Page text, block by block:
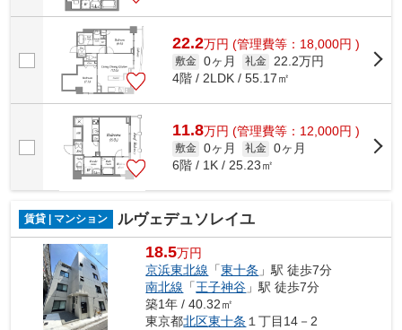
22.2万円 (管理費等：18,000円 )
敷金 0ヶ月 礼金
22.2万円
4階 / 2LDK / 55.17㎡
11.8万円 (管理費等：12,000円 )
敷金 0ヶ月 礼金 0ヶ月
6階 / 1K / 25.23㎡
賃貸 | マンション ルヴェデュソレイユ
18.5万円
京浜東北線 「東十条 」駅 徒歩7分
南北線 「王子神谷 」駅 徒歩7分
築1年 / 40.32㎡
東京都北区東十条 １丁目14－2